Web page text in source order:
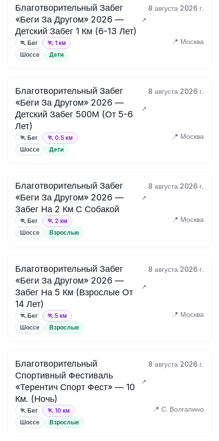
Благотворительный Забег
«Беги За Другом» 2026 —
Детский Забег 1 Км (6-13 Лет)
8 августа 2026 г.
🏃 Бег 🏃 1 км 📍 Москва
Шоссе Дети
Благотворительный Забег
«Беги За Другом» 2026 —
Детский Забег 500М (От 5-6
Лет)
8 августа 2026 г.
🏃 Бег 🏃 0.5 км 📍 Москва
Шоссе Дети
Благотворительный Забег
«Беги За Другом» 2026 —
Забег На 2 Км С Собакой
8 августа 2026 г.
🏃 Бег 🏃 2 км 📍 Москва
Шоссе Взрослые
Благотворительный Забег
«Беги За Другом» 2026 —
Забег На 5 Км (Взрослые От
14 Лет)
8 августа 2026 г.
🏃 Бег 🏃 5 км 📍 Москва
Шоссе Взрослые
Благотворительный
Спортивный Фестиваль
«Терентич Спорт Фест» — 10
Км. (Ночь)
8 августа 2026 г.
🏃 Бег 🏃 10 км 📍 С. Волгапино
Шоссе Взрослые